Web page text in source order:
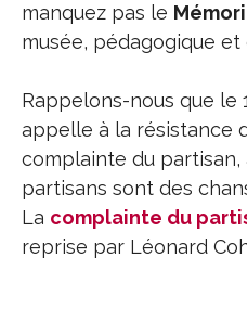
manquez pas le
musée, pédagogique et
Rappelons-nous que le
appelle à la résistance
complainte du partisan,
partisans sont des
La complainte du
reprise par Léonard